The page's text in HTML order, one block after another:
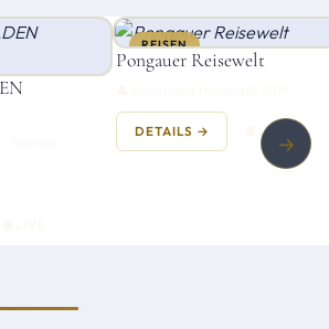
→
Michael
REISEN
Pongauer Reisewelt
DETAILS → 🌐 LIVE